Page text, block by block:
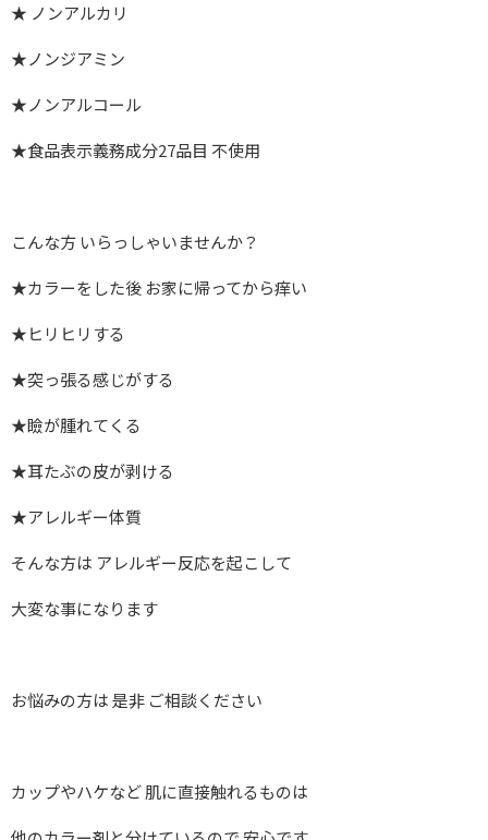
★ ノンアルカリ
★ノンジアミン
★ノンアルコール
★食品表示義務成分27品目 不使用
こんな方 いらっしゃいませんか？
★カラーをした後 お家に帰ってから痒い
★ヒリヒリする
★突っ張る感じがする
★瞼が腫れてくる
★耳たぶの皮が剥ける
★アレルギー体質
そんな方は アレルギー反応を起こして
大変な事になります
お悩みの方は 是非 ご相談ください
カップやハケなど 肌に直接触れるものは